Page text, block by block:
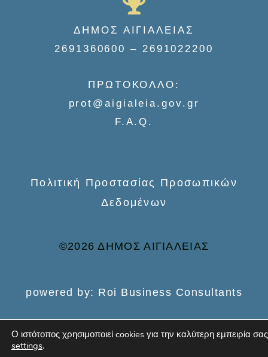
ΔΗΜΟΣ ΑΙΓΙΑΛΕΙΑΣ
2691360600 – 2691022200
ΠΡΩΤΟΚΟΛΛΟ:
prot@aigialeia.gov.gr
F.A.Q.
Πολιτική Προστασίας Προσωπικών
Δεδομένων
©2026 ΔΗΜΟΣ ΑΙΓΙΑΛΕΙΑΣ
powered by: Roi Business Consultants
Ο ιστότοπος χρησιμοποιεί cookies για την καλύτερη εμπειρία σας
settings.